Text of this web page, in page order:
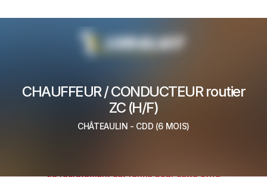
CHAUFFEUR / CONDUCTEUR routier
ZC (H/F)
CHÂTEAULIN - CDD (6 MOIS)
Le recrutement est fermé pour cette offre